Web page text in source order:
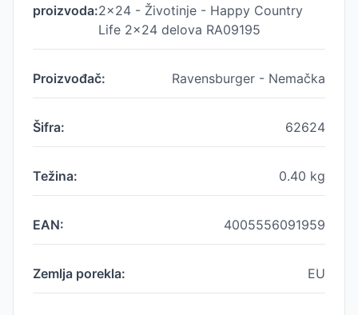
proizvoda:2x24 - Životinje - Happy Country
Life 2x24 delova RA09195
Proizvođač: Ravensburger - Nemačka
Šifra: 62624
Težina: 0.40 kg
EAN: 4005556091959
Zemlja porekla: EU